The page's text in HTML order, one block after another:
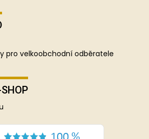
pro velkoobchodní odběratele